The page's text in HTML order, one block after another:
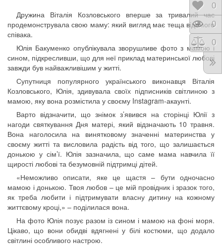
Дружина Віталія Козловського вперше за тривалий час
продемонструвала свою маму: який вигляд має теща відомого
співака.
Юлія Бакуменко опублікувала зворушливе фото з мамою і
сином, підкресливши, що для неї приклад материнської любові
завжди був найважливішим у житті.
Супутниця популярного українського виконавця Віталія
Козловського, Юлія, здивувала своїх підписників світлиною з
мамою, яку вона розмістила у своєму Instagram-акаунті.
Варто відзначити, що знімок з’явився на сторінці Юлії з
нагоди святкування Дня матері, який відзначають 10 травня.
Вона наголосила на винятковому значенні материнства у
своєму житті та висловила радість від того, що залишається
донькою у сім’ї. Юлія зазначила, що саме мама навчила її
щирості любові та безумовній підтримці дітей.
«Неможливо описати, яке це щастя – бути одночасно
мамою і донькою. Твоя любов – це мій провідник і зразок того,
як треба любити і підтримувати власну дитину на кожному
життєвому кроці,» – поділилася вона.
На фото Юлія позує разом із сином і мамою на фоні моря.
Цікаво, що вони обидві вдягнені у білі костюми, що додало
світлині особливого настрою.
0
0
0